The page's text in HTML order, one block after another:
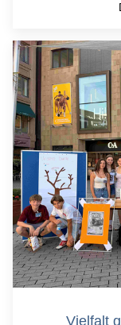
Vielfalt